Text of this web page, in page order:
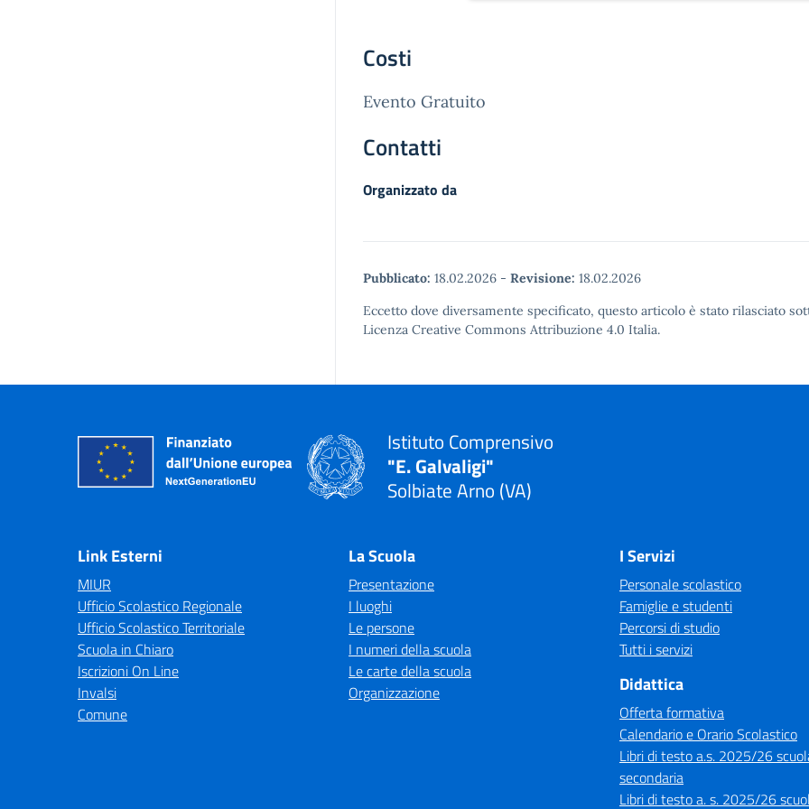
Costi
Evento Gratuito
Contatti
Organizzato da
Pubblicato: 18.02.2026 - Revisione: 18.02.2026
Eccetto dove diversamente specificato, questo articolo è stato rilasciato
Licenza Creative Commons Attribuzione 4.0 Italia.
Istituto Comprensivo
"E. Galvaligi"
Solbiate Arno (VA)
Link Esterni
MIUR
Ufficio Scolastico Regionale
Ufficio Scolastico Territoriale
Scuola in Chiaro
Iscrizioni On Line
Invalsi
Comune
La Scuola
Presentazione
I luoghi
Le persone
I numeri della scuola
Le carte della scuola
Organizzazione
I Servizi
Personale scolastico
Famiglie e studenti
Percorsi di studio
Tutti i servizi
Didattica
Offerta formativa
Calendario e Orario Scolastico
Libri di testo a.s. 2025/26
secondaria
Libri di testo a. s. 2025/26